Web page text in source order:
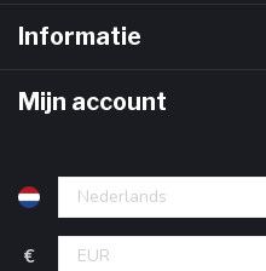
Informatie
Mijn account
€